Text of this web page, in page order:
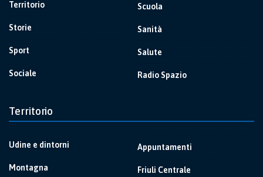
Territorio
Storie
Sport
Sociale
Scuola
Sanità
Salute
Radio Spazio
Territorio
Udine e dintorni
Montagna
Appuntamenti
Friuli Centrale